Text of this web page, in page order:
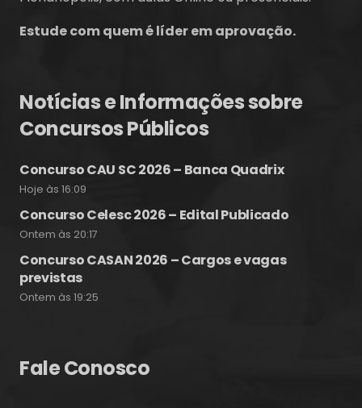
Estude com quem é líder em aprovação.
Notícias e Informações sobre
Concursos Públicos
Concurso CAU SC 2026 – Banca Quadrix
Hoje às 16:09
Concurso Celesc 2026 – Edital Publicado
Ontem às 20:17
Concurso CASAN 2026 – Cargos e vagas
previstas
Ontem às 19:25
Fale Conosco